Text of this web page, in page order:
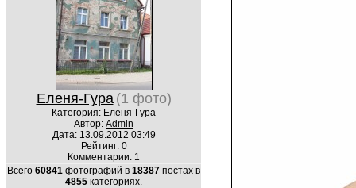
Еленя-Гура (1 фото)
Категория: Еленя-Гура
Автор: Admin
Дата: 13.09.2012 03:49
Рейтинг: 0
Комментарии: 1
Всего 60841 фотографий в 18387 постах в
4855 категориях.